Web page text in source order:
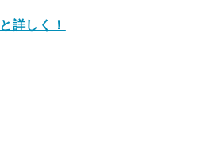
詳しく！